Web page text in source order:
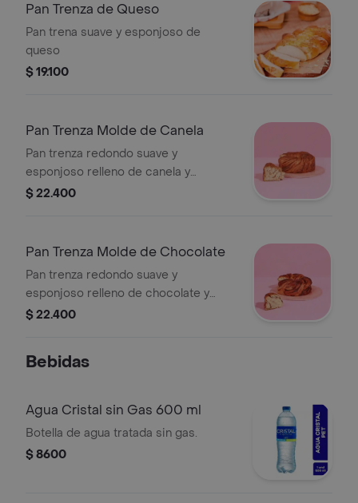
Pan Trenza de Queso
Pan trena suave y esponjoso de
queso
$ 19.100
Pan Trenza Molde de Canela
Pan trenza redondo suave y
esponjoso relleno de canela y
decorado con azúcar. (La imagen de
$ 22.400
Pan Trenza Molde de Chocolate
Pan trenza redondo suave y
esponjoso relleno de chocolate y
decorado con chips de chocolate. (La
$ 22.400
Bebidas
Agua Cristal sin Gas 600 ml
Botella de agua tratada sin gas.
$ 8600